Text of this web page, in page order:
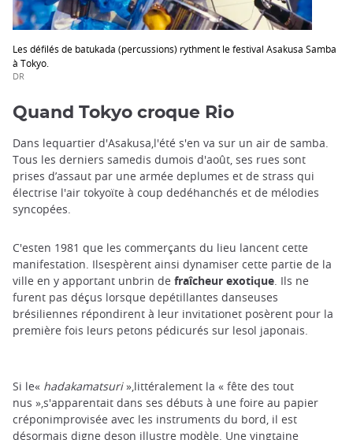
Les défilés de batukada (percussions) rythment le festival Asakusa Samba
à Tokyo.
DR
Quand Tokyo croque Rio
Dans lequartier d'Asakusa,l'été s'en va sur un air de samba.
Tous les derniers samedis dumois d'août, ses rues sont
prises d’assaut par une armée deplumes et de strass qui
électrise l'air tokyoïte à coup dedéhanchés et de mélodies
syncopées.
C'esten 1981 que les commerçants du lieu lancent cette
manifestation. Ilsespèrent ainsi dynamiser cette partie de la
ville en y apportant unbrin de fraîcheur exotique. Ils ne
furent pas déçus lorsque depétillantes danseuses
brésiliennes répondirent à leur invitationet posèrent pour la
première fois leurs petons pédicurés sur lesol japonais.
Si le« hadakamatsuri»,littéralement la « fête des tout
nus »,s'apparentait dans ses débuts à une foire au papier
créponimprovisée avec les instruments du bord, il est
désormais digne deson illustre modèle. Une vingtaine